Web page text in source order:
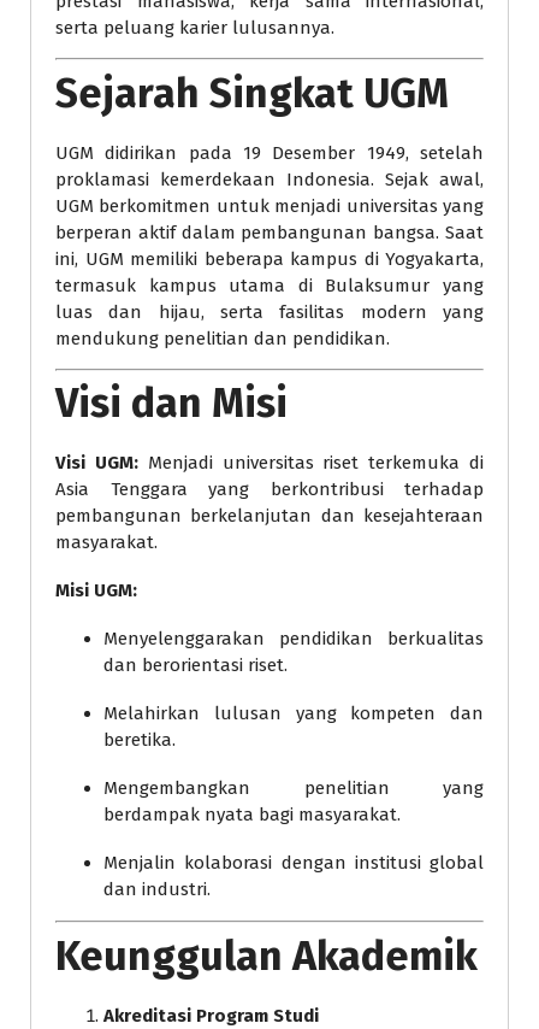
serta peluang karier lulusannya.
Sejarah Singkat UGM
UGM didirikan pada 19 Desember 1949, setelah
proklamasi kemerdekaan Indonesia. Sejak awal,
UGM berkomitmen untuk menjadi universitas yang
berperan aktif dalam pembangunan bangsa. Saat
ini, UGM memiliki beberapa kampus di Yogyakarta,
termasuk kampus utama di Bulaksumur yang
luas dan hijau, serta fasilitas modern yang
mendukung penelitian dan pendidikan.
Visi dan Misi
Visi UGM:Menjadi universitas riset terkemuka di
Asia Tenggara yang berkontribusi terhadap
pembangunan berkelanjutan dan kesejahteraan
masyarakat.
Misi UGM:
Menyelenggarakan pendidikan berkualitas
dan berorientasi riset.
Melahirkan lulusan yang kompeten dan
beretika.
Mengembangkan penelitian yang
berdampak nyata bagi masyarakat.
Menjalin kolaborasi dengan institusi global
dan industri.
Keunggulan Akademik
Akreditasi Program Studi